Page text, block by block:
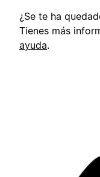
¿Se te ha
Tienes más
ayuda.